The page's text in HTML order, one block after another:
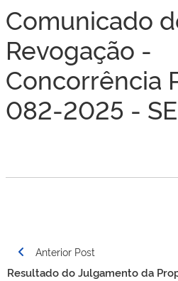
Comunicado
Revogação -
Concorrência
082-2025 -
Navegação
de
Anterior Post
Resultado do Julgamento da